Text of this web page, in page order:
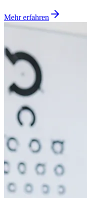
Mehr erfahren